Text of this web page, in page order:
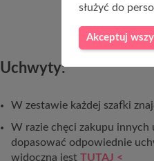
Uchwyty:
W zestawie każdej szafki
W razie chęci zakupu innych
dopasować odpowiednie
widoczna jest TUTAJ <
służyć do
Akceptuj